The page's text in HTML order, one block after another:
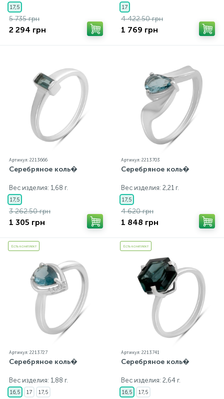
17,5
5 735 грн
2 294 грн
17
4 422.50 грн
1 769 грн
Артикул: 2213666
Серебряное коль�
Вес изделия: 1,68 г.
17,5
3 262.50 грн
1 305 грн
Артикул: 2213703
Серебряное коль�
Вес изделия: 2,21 г.
17,5
4 620 грн
1 848 грн
Есть комплект
Артикул: 2213727
Серебряное коль�
Вес изделия: 1,88 г.
16,5 17 17,5
Есть комплект
Артикул: 2213741
Серебряное коль�
Вес изделия: 2,64 г.
16,5 17,5